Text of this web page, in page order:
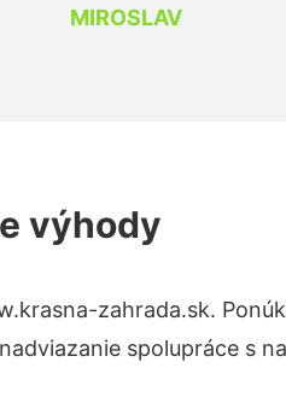
MIROSLAV
výhody
zahrada.sk.
spolupráce s